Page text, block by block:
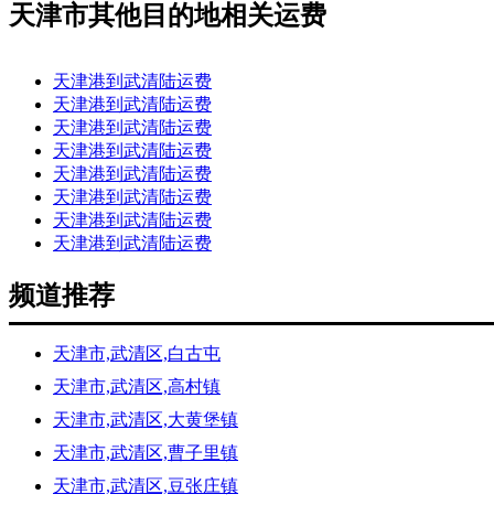
天津市其他目的地相关运费
天津港到武清陆运费
天津港到武清陆运费
天津港到武清陆运费
天津港到武清陆运费
天津港到武清陆运费
天津港到武清陆运费
天津港到武清陆运费
天津港到武清陆运费
频道推荐
天津市,武清区,白古屯
天津市,武清区,高村镇
天津市,武清区,大黄堡镇
天津市,武清区,曹子里镇
天津市,武清区,豆张庄镇